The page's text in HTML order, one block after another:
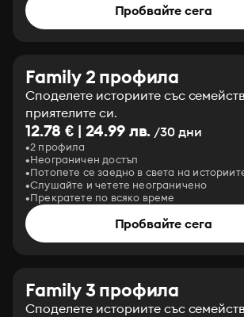
Пробвайте сега
Family 2 профила
Споделете историите със
приятелите си.
12.78 € | 24.99 лв. /30 дни
2 профила
Неограничен достъп
Потопете се заедно в света на
Слушайте и четете неограничено
Прекратете по всяко време
Пробвайте сега
Family 3 профила
Споделете историите със